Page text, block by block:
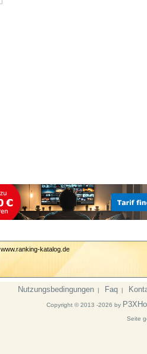
www.ranking-katalog.de
Nutzungsbedingungen | Faq |
Copyright © 2013 -2026 by
Seite